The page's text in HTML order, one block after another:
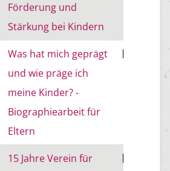
Förderung und
Stärkung bei Kindern
Was hat mich geprägt
und wie präge ich
meine Kinder? -
Biographiearbeit für
Eltern
Neustadt
15 Jahre Verein für